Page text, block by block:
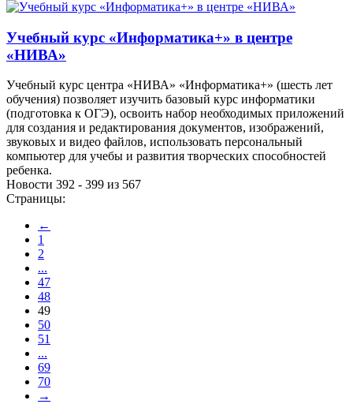
Учебный курс «Информатика+» в центре
«НИВА»
Учебный курс центра «НИВА» «Информатика+» (шесть лет
обучения) позволяет изучить базовый курс информатики
(подготовка к ОГЭ), освоить набор необходимых приложений
для создания и редактирования документов, изображений,
звуковых и видео файлов, использовать персональный
компьютер для учебы и развития творческих способностей
ребенка.
Новости 392 - 399 из 567
Страницы:
←
1
2
...
47
48
49
50
51
...
69
70
→